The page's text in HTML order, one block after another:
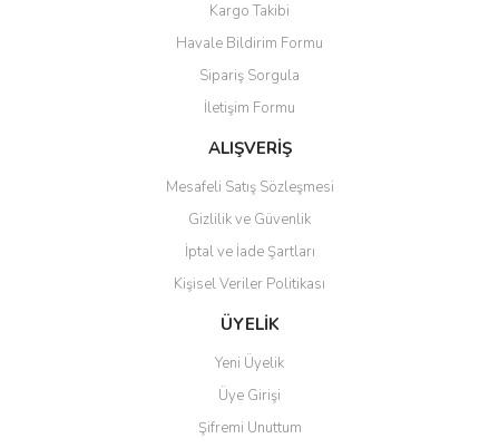
Ürün fiyatı diğer sitelerden daha pahalı.
Bu ürüne benzer farklı alternatifler olmalı.
Gönder
Kargo Takibi
Havale Bildirim Formu
Sipariş Sorgula
İletişim Formu
ALIŞVERİŞ
Mesafeli Satış Sözleşmesi
Gizlilik ve Güvenlik
İptal ve İade Şartları
Kişisel Veriler Politikası
ÜYELİK
Yeni Üyelik
Üye Girişi
Şifremi Unuttum